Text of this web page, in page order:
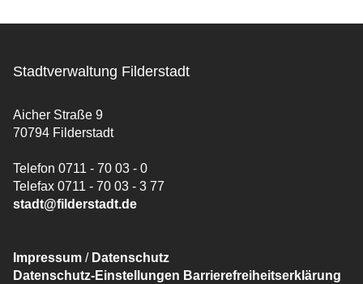
Stadtverwaltung Filderstadt
Aicher Straße 9
70794 Filderstadt
Telefon 0711 - 70 03 - 0
Telefax 0711 - 70 03 - 3 77
stadt@filderstadt.de
Impressum / Datenschutz
Datenschutz-Einstellungen Barrierefreiheitserklärung